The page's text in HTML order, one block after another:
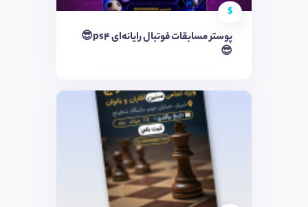
$
پوستر مسابقات فوتبال رایانه‌ای ps4😎
😎